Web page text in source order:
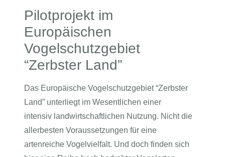
Pilotprojekt im
Europäischen
Vogelschutzgebiet
“Zerbster Land”
Das Europäische Vogelschutzgebiet “Zerbster
Land” unterliegt im Wesentlichen einer
intensiv landwirtschaftlichen Nutzung. Nicht die
allerbesten Voraussetzungen für eine
artenreiche Vogelvielfalt. Und doch finden sich